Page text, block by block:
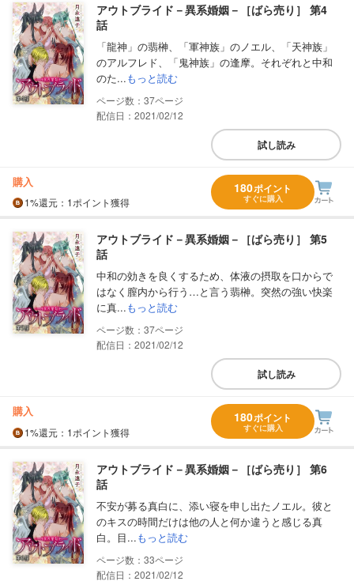
アウトブライド－異系婚姻－［ばら売り］ 第4
話
「龍神」の翡榊、「軍神族」のノエル、「天神族」
のアルフレド、「鬼神族」の逢摩。それぞれと中和
のた...もっと読む
37
配信日：2021/02/12
試し読み
購入
1%還元 ：1ポイント獲得
180ポイント
すぐに購入
アウトブライド－異系婚姻－［ばら売り］ 第5
話
中和の効きを良くするため、体液の摂取を口からで
はなく膣内から行う…と言う翡榊。突然の強い快楽
に真...もっと読む
37
配信日：2021/02/12
試し読み
購入
1%還元 ：1ポイント獲得
180ポイント
すぐに購入
アウトブライド－異系婚姻－［ばら売り］ 第6
話
不安が募る真白に、添い寝を申し出たノエル。彼と
のキスの時間だけは他の人と何か違うと感じる真
白。目...もっと読む
33
配信日：2021/02/12